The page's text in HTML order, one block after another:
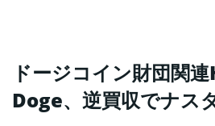
ドージコイン財団関
Doge、逆買収でナス